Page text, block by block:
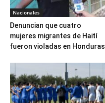
Nacionales
Denuncian que cuatro
mujeres migrantes de Haití
fueron violadas en Honduras